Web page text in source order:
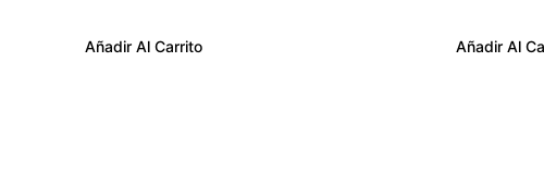
Añadir Al Carrito Añadir Al